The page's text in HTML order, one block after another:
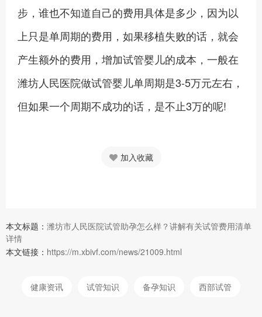
步，谁也不知道自己的费用具体是多少，因为以
上只是单周期的费用，如果移植失败的话，就会
产生额外的费用，增加试管婴儿的成本，一般在
潍坊人民医院做试管婴儿单周期是3-5万元左右，
但如果一个周期不成功的话，是不止3万的呢!
加入收藏
本文标题： 潍坊市人民医院试管助孕怎么样？讲解有关试管费用清单
详情
本文链接： https://m.xbivf.com/news/21009.html
健康资讯 试管知识 备孕知识 西部试管